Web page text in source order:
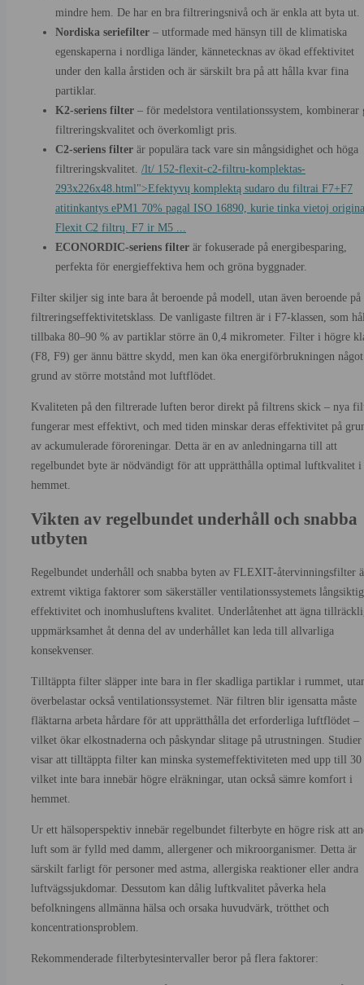
mindre hem. De har en bra filtreringsnivå och är enkla att byta ut.
Nordiska seriefilter – utformade med hänsyn till de klimatiska
egenskaperna i nordliga länder, kännetecknas av ökad effektivitet
under den kalla årstiden och är särskilt bra på att hålla kvar fina
partiklar.
K2-seriens filter – för medelstora ventilationssystem, kombinerar
filtreringskvalitet och överkomligt pris.
C2-seriens filter är populära tack vare sin mångsidighet och höga
filtreringskvalitet. /lt/ 152-flexit-c2-filtru-komplektas-
293x226x48.html">Efektyvų komplektą sudaro du filtrai F7+F7
atitinkantys ePM1 70% pagal ISO 16890, kurie tinka vietoj
Flexit C2 filtrų. F7 ir M5 ...
ECONORDIC-seriens filter är fokuserade på energibesparing,
perfekta för energieffektiva hem och gröna byggnader.
Filter skiljer sig inte bara åt beroende på modell, utan även beroende på
filtreringseffektivitetsklass. De vanligaste filtren är i F7-klassen, som
tillbaka 80–90 % av partiklar större än 0,4 mikrometer. Filter i högre
(F8, F9) ger ännu bättre skydd, men kan öka energiförbrukningen
grund av större motstånd mot luftflödet.
Kvaliteten på den filtrerade luften beror direkt på filtrens skick – nya
fungerar mest effektivt, och med tiden minskar deras effektivitet på
av ackumulerade föroreningar. Detta är en av anledningarna till att
regelbundet byte är nödvändigt för att upprätthålla optimal luftkvalitet i
hemmet.
Vikten av regelbundet underhåll och snabba
utbyten
Regelbundet underhåll och snabba byten av FLEXIT-återvinningsfilter
extremt viktiga faktorer som säkerställer ventilationssystemets
effektivitet och inomhusluftens kvalitet. Underlåtenhet att ägna
uppmärksamhet åt denna del av underhållet kan leda till allvarliga
konsekvenser.
Tilltäppta filter släpper inte bara in fler skadliga partiklar i rummet,
överbelastar också ventilationssystemet. När filtren blir igensatta måste
fläktarna arbeta hårdare för att upprätthålla det erforderliga luftflödet –
vilket ökar elkostnaderna och påskyndar slitage på utrustningen. Studier
visar att tilltäppta filter kan minska systemeffektiviteten med upp till
vilket inte bara innebär högre elräkningar, utan också sämre komfort i
hemmet.
Ur ett hälsoperspektiv innebär regelbundet filterbyte en högre risk att
luft som är fylld med damm, allergener och mikroorganismer. Detta är
särskilt farligt för personer med astma, allergiska reaktioner eller andra
luftvägssjukdomar. Dessutom kan dålig luftkvalitet påverka hela
befolkningens allmänna hälsa och orsaka huvudvärk, trötthet och
koncentrationsproblem.
Rekommenderade filterbytesintervaller beror på flera faktorer: